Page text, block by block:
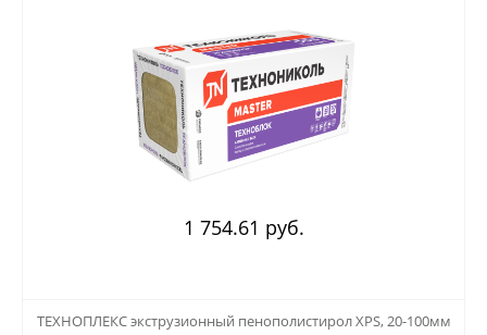
1 754.61 руб.
ТЕХНОПЛЕКС экструзионный пенополистирол XPS, 20-100мм